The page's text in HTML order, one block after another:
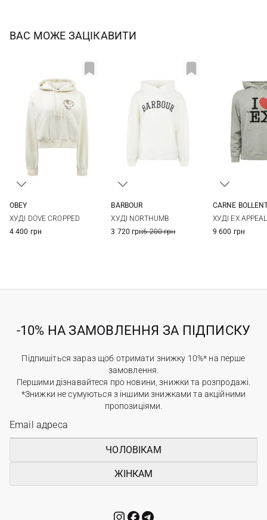
ВАС МОЖЕ ЗАЦІКАВИТИ
OBEY
ХУДІ DOVE CROPPED
4 400 грн
BARBOUR
ХУДІ NORTHUMB
3 720 грн6 200 грн
CARNE
ХУДІ EX APPEAL
9 600 грн
-10% НА ЗАМОВЛЕННЯ ЗА ПІДПИСКУ
Підпишіться зараз щоб отримати знижку 10%* на перше
замовлення.
Першими дізнавайтеся про новини, знижки та розпродажі.
*Знижки не сумуються з іншими знижками та акційними
пропозиціями.
ЧОЛОВІКАМ
ЖІНКАМ